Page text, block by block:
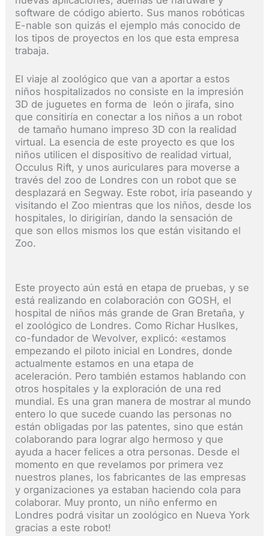
software de código abierto. Sus manos robóticas
E-nable son quizás el ejemplo más conocido de
los tipos de proyectos en los que esta empresa
trabaja.
El viaje al zoológico que van a aportar a estos
niños hospitalizados no consiste en la impresión
3D de juguetes en forma de león o jirafa, sino
que consitiría en conectar a los niños a un robot
de tamaño humano impreso 3D con la realidad
virtual. La esencia de este proyecto es que los
niños utilicen el dispositivo de realidad virtual,
Occulus Rift, y unos auriculares para moverse a
través del zoo de Londres con un robot que se
desplazará en Segway. Este robot, iría paseando y
visitando el Zoo mientras que los niños, desde los
hospitales, lo dirigirían, dando la sensación de
que son ellos mismos los que están visitando el
Zoo.
Este proyecto aún está en etapa de pruebas, y se
está realizando en colaboración con GOSH, el
hospital de niños más grande de Gran Bretaña, y
el zoológico de Londres. Como Richar Huslkes,
co-fundador de Wevolver, explicó: «estamos
empezando el piloto inicial en Londres, donde
actualmente estamos en una etapa de
aceleración. Pero también estamos hablando con
otros hospitales y la exploración de una red
mundial. Es una gran manera de mostrar al mundo
entero lo que sucede cuando las personas no
están obligadas por las patentes, sino que están
colaborando para lograr algo hermoso y que
ayuda a hacer felices a otra personas. Desde el
momento en que revelamos por primera vez
nuestros planes, los fabricantes de las empresas
y organizaciones ya estaban haciendo cola para
colaborar. Muy pronto, un niño enfermo en
Londres podrá visitar un zoológico en Nueva York
gracias a este robot!